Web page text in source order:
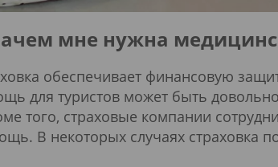
мне нужна
обеспечивает финансовую
для туристов может быть
того, страховые компании
В некоторых случаях страховка